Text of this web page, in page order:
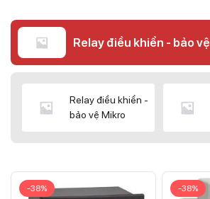
Relay điều khiển - bảo vệ
Relay điều khiển -
bảo vệ Mikro
-38% -38%